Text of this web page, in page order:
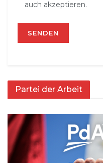
auch akzeptieren.
Partei der Arbeit